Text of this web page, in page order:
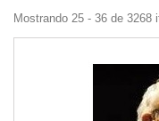
Mostrando 25 - 36 de 3268